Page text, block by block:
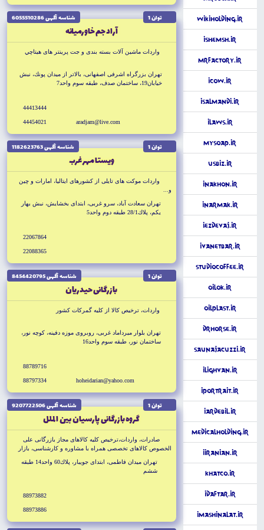
WikiHolding.ir
iShemsh.ir
MrFactory.ir
iCow.ir
iSalmandi.ir
iLaws.ir
MySoap.ir
USbiz.ir
iNakhon.ir
iNarmak.ir
iEzdevaj.ir
iVanetbar.ir
StudioCoffee.ir
OilOK.ir
OilPlast.ir
DrHorse.ir
SaunaJacuzzi.ir
iLighvan.ir
iPortrait.ir
iArdebil.ir
MedicalHolding.ir
iIranian.ir
KhatCo.ir
iDaftar.ir
iMashinalat.ir
توان 1 شناسه آگهى 6055510286
آراد جم خاورميانه
واردات ماشين آلات بسته بندى و جت پرينتر هاى هيتاچي
تهران بزرگراه اشرفى اصفهانى، بالاتر از ميدان پونك، نبش
خيابان19، ساختمان صدف، طبقه سوم واحد7
aradjam@live.com
44413444
44454021
توان 1 شناسه آگهى 1182623763
ويستا مهر غرب
واردات موكت هاى تايلى از كشورهاى ايتاليا، امارات و چين
و...
تهران سعادت آباد، سرو غربى، ابتداى بخشايش، نبش بهار
يكم، پلاك28/1 طبقه دوم واحد5
22067864
22088365
توان 1 شناسه آگهى 8454420795
بازرگانى حيدريان
واردات، ترخيص كالا از كليه گمركات كشور
تهران بلوار ميرداماد غربى، روبروى موزه دفينه، كوچه نور،
ساختمان نور، طبقه سوم واحد16
hoheidarian@yahoo.com
88789716
88797334
توان 1 شناسه آگهى 9207722506
گروه بازرگانى پارسيان بين الملل
صادرات، واردات،ترخيص كليه كالاهاى مجاز بازرگانى على
الخصوص كالاهاى تخصصى همراه با مشاوره و كارشناسى، بازار
تهران ميدان فاطمى، ابتداى جويبار، پلاك60 واحد14 طبقه
ششم
88973882
88973886